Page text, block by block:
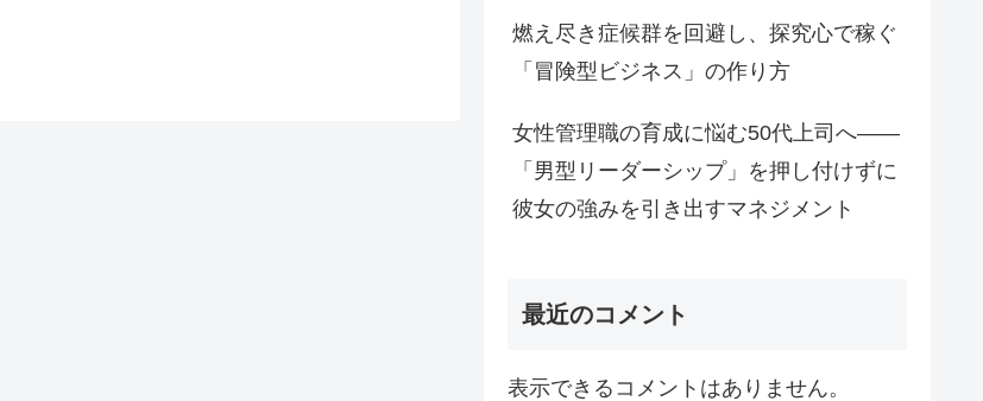
燃え尽き症候群を回避し、探究心で稼ぐ
「冒険型ビジネス」の作り方
女性管理職の育成に悩む50代上司へ——
「男型リーダーシップ」を押し付けずに
彼女の強みを引き出すマネジメント
最近のコメント
表示できるコメントはありません。